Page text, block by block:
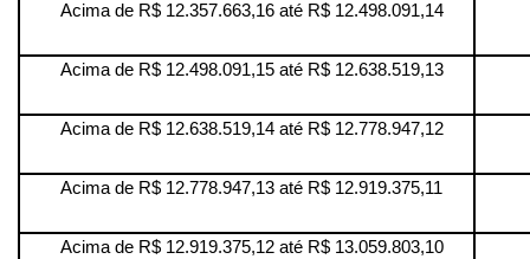
Acima de R$ 12.357.663,16 até R$ 12.498.091,14
Acima de R$ 12.498.091,15 até R$ 12.638.519,13
Acima de R$ 12.638.519,14 até R$ 12.778.947,12
Acima de R$ 12.778.947,13 até R$ 12.919.375,11
Acima de R$ 12.919.375,12 até R$ 13.059.803,10